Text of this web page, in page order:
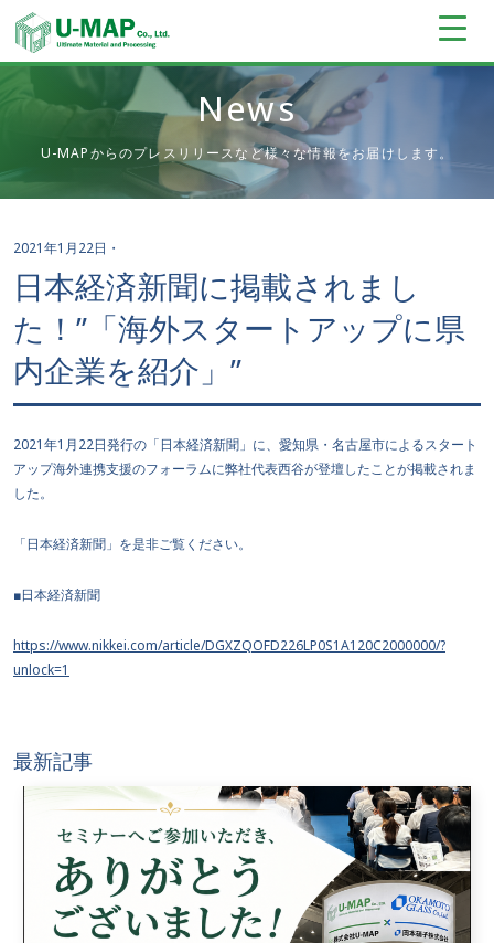
News
U-MAPからのプレスリリースなど様々な情報をお届けします。
2021年1月22日 ・
日本経済新聞に掲載されまし
た！”「海外スタートアップに県
内企業を紹介」”
2021年1月22日発行の「日本経済新聞」に、愛知県・名古屋市によるスタート
アップ海外連携支援のフォーラムに弊社代表西谷が登壇したことが掲載されま
した。
「日本経済新聞」を是非ご覧ください。
■日本経済新聞
https://www.nikkei.com/article/DGXZQOFD226LP0S1A120C2000000/?
unlock=1
最新記事